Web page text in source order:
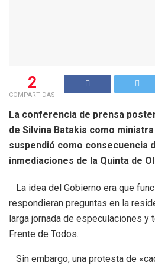
2
COMPARTIDAS
La conferencia de prensa
de Silvina Batakis como
suspendió como consecuencia
inmediaciones de la Quinta de
La idea del Gobierno era que
respondieran preguntas en la
larga jornada de especulaciones y
Frente de Todos.
Sin embargo, una protesta de